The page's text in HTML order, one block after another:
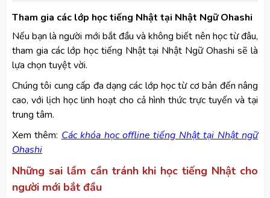
Tham gia các lớp học tiếng Nhật tại Nhật Ngữ Ohashi
Nếu bạn là người mới bắt đầu và không biết nên học từ đâu,
tham gia các lớp học tiếng Nhật tại Nhật Ngữ Ohashi sẽ là
lựa chọn tuyệt vời.
Chúng tôi cung cấp đa dạng các lớp học từ cơ bản đến nâng
cao, với lịch học linh hoạt cho cả hình thức trực tuyến và tại
trung tâm.
Xem thêm: Các khóa học offline tiếng Nhật tại Nhật ngữ
Ohashi
Những sai lầm cần tránh khi học tiếng Nhật cho
người mới bắt đầu